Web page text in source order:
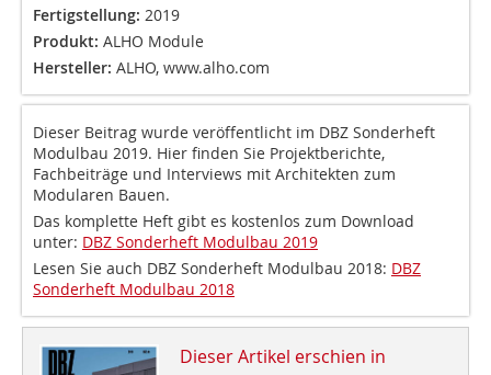
Fertigstellung: 2019
Produkt: ALHO Module
Hersteller: ALHO, www.alho.com
Dieser Beitrag wurde veröffentlicht im DBZ Sonderheft
Modulbau 2019. Hier finden Sie Projektberichte,
Fachbeiträge und Interviews mit Architekten zum
Modularen Bauen.
Das komplette Heft gibt es kostenlos zum Download
unter: DBZ Sonderheft Modulbau 2019
Lesen Sie auch DBZ Sonderheft Modulbau 2018: DBZ
Sonderheft Modulbau 2018
Dieser Artikel erschien in